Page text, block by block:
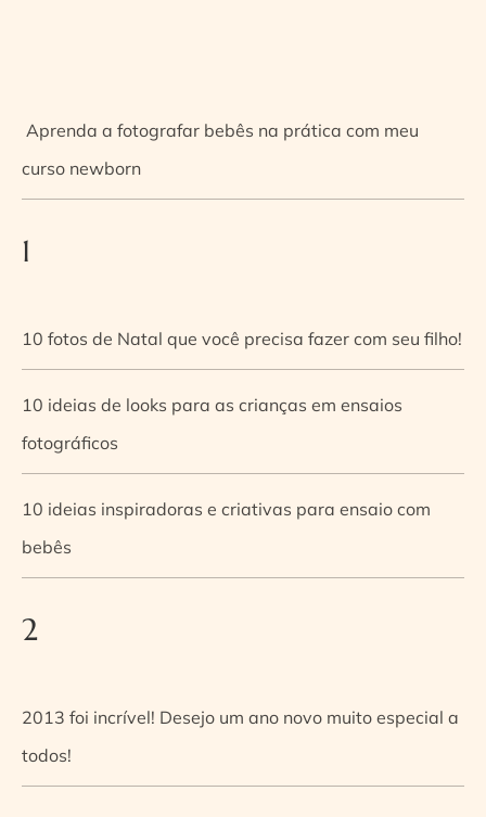
Aprenda a fotografar bebês na prática com meu
curso newborn
1
10 fotos de Natal que você precisa fazer com seu filho!
10 ideias de looks para as crianças em ensaios
fotográficos
10 ideias inspiradoras e criativas para ensaio com
bebês
2
2013 foi incrível! Desejo um ano novo muito especial a
todos!